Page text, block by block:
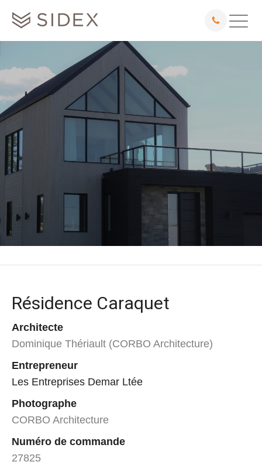
Résidence Caraquet
Architecte
Dominique Thériault (CORBO Architecture)
Entrepreneur
Les Entreprises Demar Ltée
Photographe
CORBO Architecture
Numéro de commande
27825